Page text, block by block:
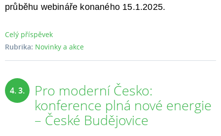
průběhu webináře konaného 15.1.2025.
Celý příspěvek
Rubrika: Novinky a akce
4. 3.
Pro moderní Česko:
konference plná nové energie
– České Budějovice